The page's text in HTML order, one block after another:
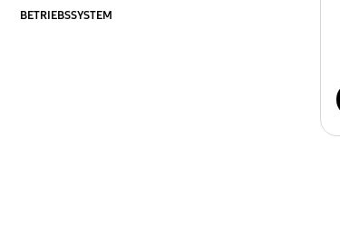
Galaxy Apps
BETRIEBSSYSTEM